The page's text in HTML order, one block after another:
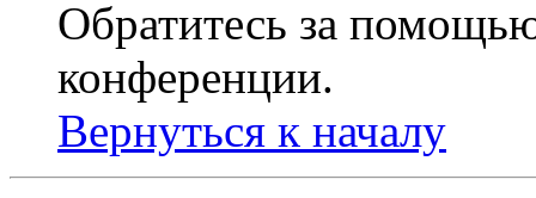
Обратитесь за
конференции.
Вернуться к началу